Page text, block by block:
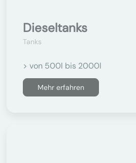
Dieseltanks
Tanks
> von 500l bis 2000l
Mehr erfahren